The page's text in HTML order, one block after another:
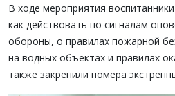
В ходе мероприятия
как действовать по сигналам
обороны, о правилах пожарной
на водных объектах и правилах
также закрепили номера